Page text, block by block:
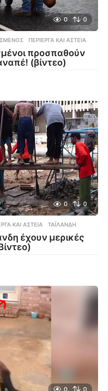
0 0
,ΠΕΡΊΕΡΓΑ ΚΑΙ ΑΣΤΕΊΑ
προσπαθούν
(βίντεο)
0 0
ΚΑΙ ΑΣΤΕΊΑ ,ΤΑΪΛΆΝΔΗ
έχουν μερικές
0 0